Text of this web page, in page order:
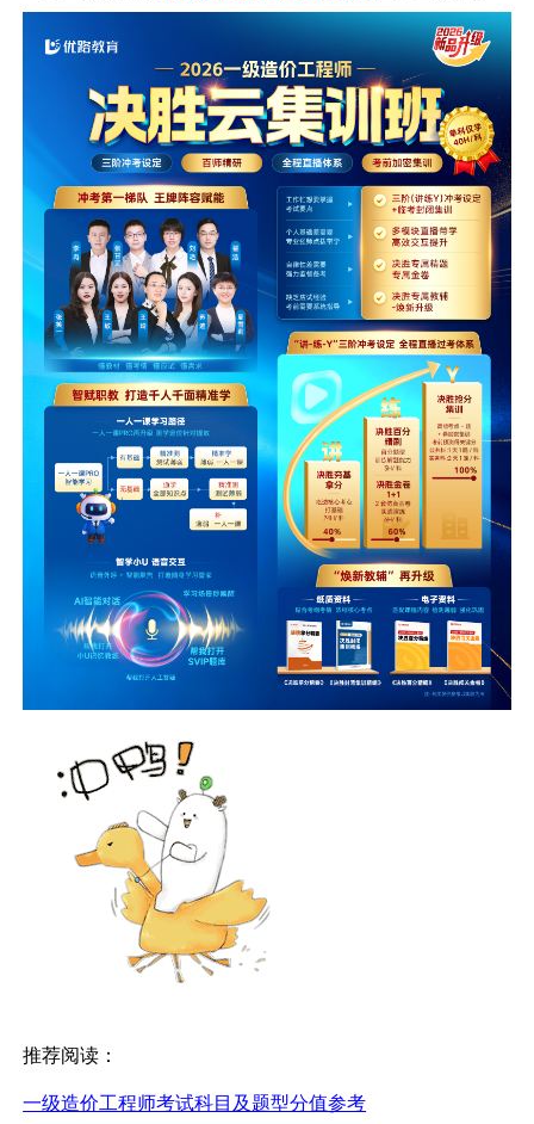
推荐阅读：
一级造价工程师考试科目及题型分值参考